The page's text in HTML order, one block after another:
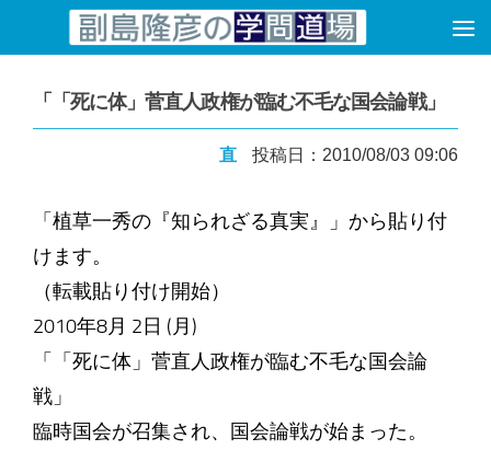
コンテンツへスキップ
「「死に体」菅直人政権が臨む不毛な国会論戦」
直 投稿日：2010/08/03 09:06
「植草一秀の『知られざる真実』」から貼り付
けます。
（転載貼り付け開始）
2010年8月 2日 (月)
「「死に体」菅直人政権が臨む不毛な国会論
戦」
臨時国会が召集され、国会論戦が始まった。